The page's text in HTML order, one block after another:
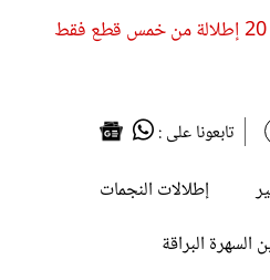
تابعونا على :
إطلالات النجمات
السهرة البراقة